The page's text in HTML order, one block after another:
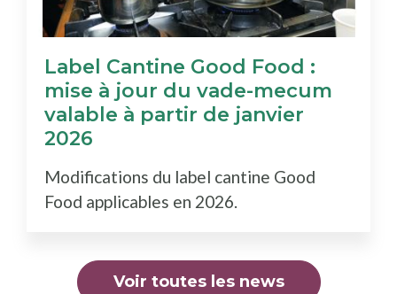
Label Cantine Good Food :
mise à jour du vade-mecum
valable à partir de janvier
2026
Modifications du label cantine Good
Food applicables en 2026.
Voir toutes les news